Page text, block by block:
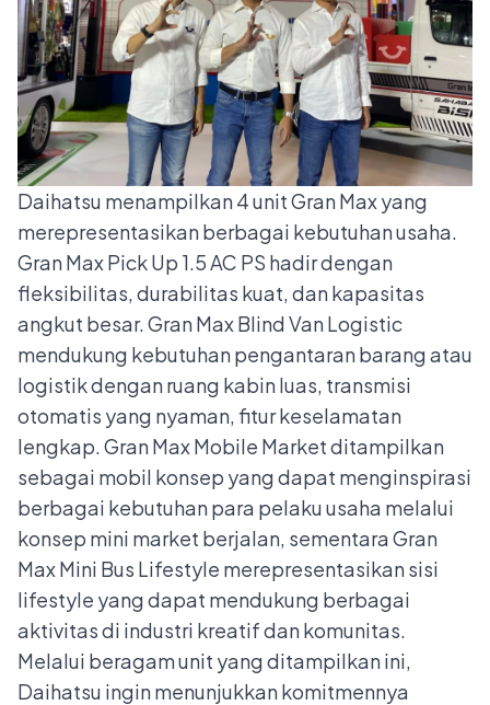
Daihatsu menampilkan 4 unit Gran Max yang
merepresentasikan berbagai kebutuhan usaha.
Gran Max Pick Up 1.5 AC PS hadir dengan
fleksibilitas, durabilitas kuat, dan kapasitas
angkut besar. Gran Max Blind Van Logistic
mendukung kebutuhan pengantaran barang atau
logistik dengan ruang kabin luas, transmisi
otomatis yang nyaman, fitur keselamatan
lengkap. Gran Max Mobile Market ditampilkan
sebagai mobil konsep yang dapat menginspirasi
berbagai kebutuhan para pelaku usaha melalui
konsep mini market berjalan, sementara Gran
Max Mini Bus Lifestyle merepresentasikan sisi
lifestyle yang dapat mendukung berbagai
aktivitas di industri kreatif dan komunitas.
Melalui beragam unit yang ditampilkan ini,
Daihatsu ingin menunjukkan komitmennya